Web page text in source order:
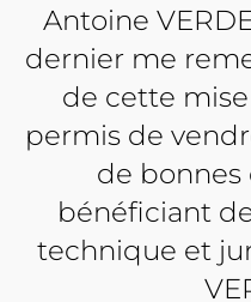
Antoine
dernier me
de cette
permis de
de bonnes
bénéficiant
technique et